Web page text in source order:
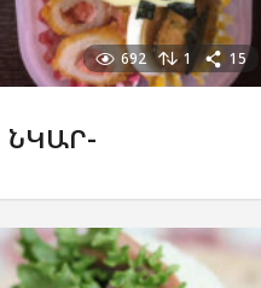
692 1 15
ՆԿԱՐ-